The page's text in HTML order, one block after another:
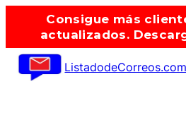
contenido
Consigue más
actualizados.
ListadodeCorreos.com